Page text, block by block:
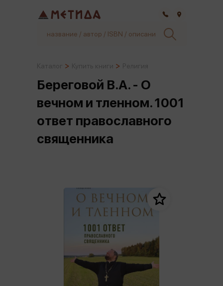
Береговой В.А. - О
вечном и тленном. 1001
ответ православного
священника